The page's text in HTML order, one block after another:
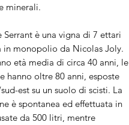
minerali.
Serrant è una vigna di 7 ettari
in monopolio da Nicolas Joly.
età media di circa 40 anni, le
hanno oltre 80 anni, esposte
est su un suolo di scisti. La
è spontanea ed effettuata in
da 500 litri, mentre